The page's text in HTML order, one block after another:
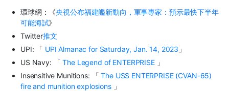
環球網：《央視公布福建艦新動向，軍事專家：預示最快下半年
可能海試》
Twitter推文
UPI: 「 UPI Almanac for Saturday, Jan. 14, 2023 」
US Navy: 「The Legend of ENTERPRISE」
Insensitive Munitions: 「The USS ENTERPRISE (CVAN-65)
fire and munition explosions」